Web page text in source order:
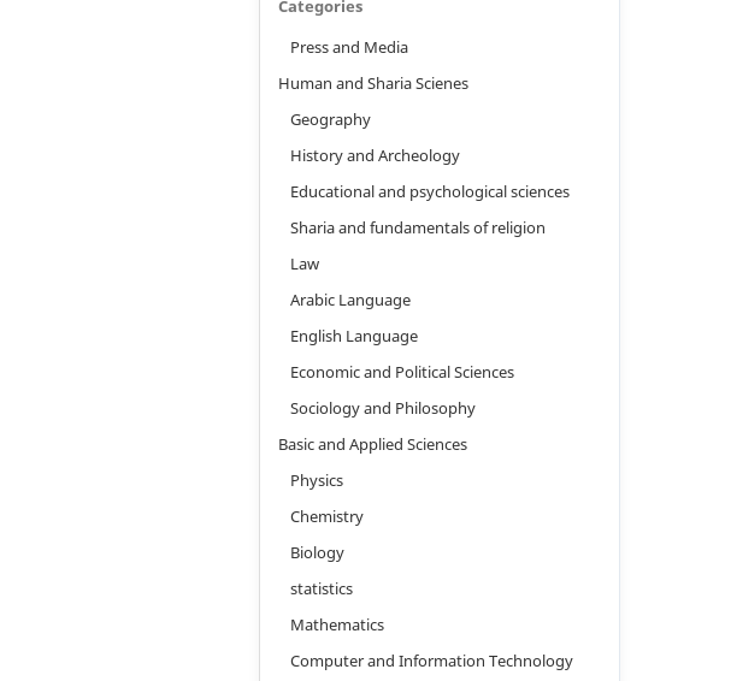
Categories
Press and Media
Human and Sharia Scienes
Geography
History and Archeology
Educational and psychological sciences
Sharia and fundamentals of religion
Law
Arabic Language
English Language
Economic and Political Sciences
Sociology and Philosophy
Basic and Applied Sciences
Physics
Chemistry
Biology
statistics
Mathematics
Computer and Information Technology